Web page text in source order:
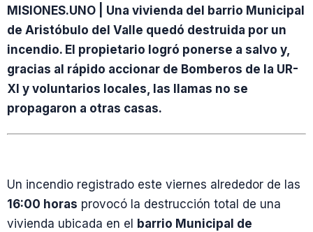
MISIONES.UNO | Una vivienda del barrio Municipal
de Aristóbulo del Valle quedó destruida por un
incendio. El propietario logró ponerse a salvo y,
gracias al rápido accionar de Bomberos de la UR-
XI y voluntarios locales, las llamas no se
propagaron a otras casas.
Un incendio registrado este viernes alrededor de las
16:00 horas provocó la destrucción total de una
vivienda ubicada en el
barrio Municipal de